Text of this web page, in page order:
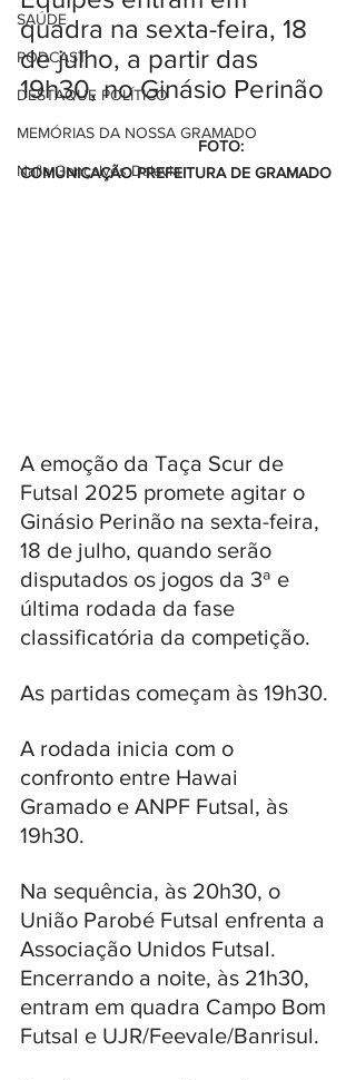
SAÚDE
PODCAST
DESTAQUE POLÍTICO
MEMÓRIAS DA NOSSA GRAMADO
Naíla Gonçalves Dalavia
quadra na sexta-feira, 18
de julho, a partir das
19h30, no Ginásio Perinão
COMUNICAÇÃO PREFEITURA DE GRAMADO
A emoção da Taça Scur de
Futsal 2025 promete agitar o
Ginásio Perinão na sexta-feira,
18 de julho, quando serão
disputados os jogos da 3ª e
última rodada da fase
classificatória da competição.
As partidas começam às 19h30.
A rodada inicia com o
confronto entre Hawai
Gramado e ANPF Futsal, às
19h30.
Na sequência, às 20h30, o
União Parobé Futsal enfrenta a
Associação Unidos Futsal.
Encerrando a noite, às 21h30,
entram em quadra Campo Bom
Futsal e UJR/Feevale/Banrisul.